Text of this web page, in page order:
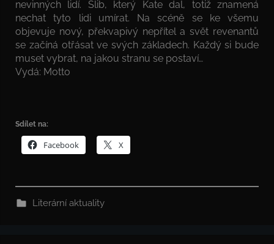
nevinných lidí. Slib, který Kate dal, totiž znamená
nechat tyto lidi umírat. Na scéně se ke všemu
objevuje nový, překvapivý nepřítel a svět revenantů
se začíná otřásat ve svých základech. Každý si bude
muset vybrat, na jakou stranu se postaví…
Vydá: Motto
Sdílet na:
Facebook X
Literární aktuality